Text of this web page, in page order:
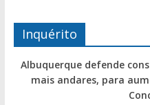
Inquérito
Albuquerque defende
mais andares, para